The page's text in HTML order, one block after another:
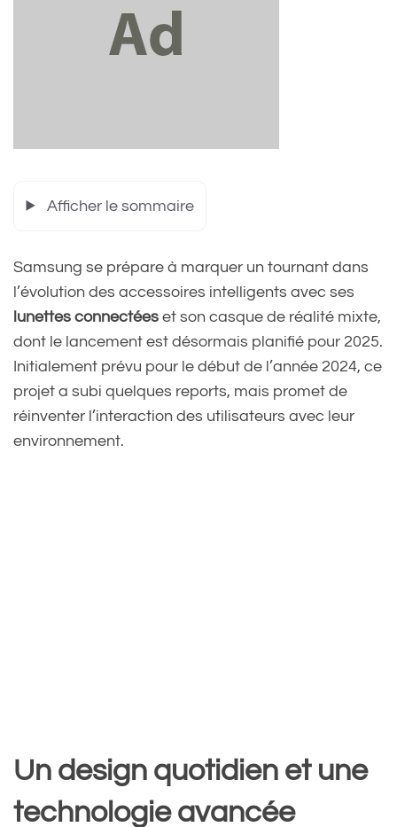
Afficher le sommaire
Samsung se prépare à marquer un tournant dans
l’évolution des accessoires intelligents avec ses
lunettes connectées et son casque de réalité mixte,
dont le lancement est désormais planifié pour 2025.
Initialement prévu pour le début de l’année 2024, ce
projet a subi quelques reports, mais promet de
réinventer l’interaction des utilisateurs avec leur
environnement.
Un design quotidien et une
technologie avancée